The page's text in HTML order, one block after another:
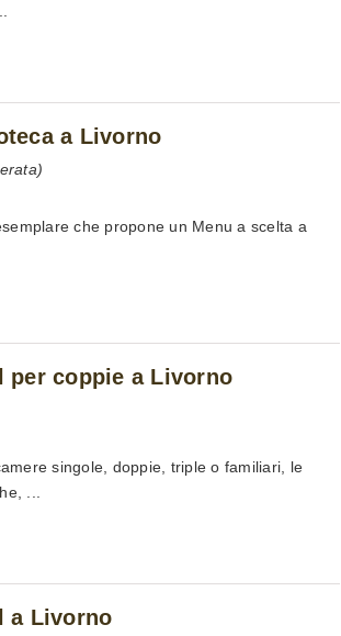
a Livorno
che propone un Menu a scelta a
per coppie a Livorno
singole, doppie, triple o familiari, le
...
a Livorno